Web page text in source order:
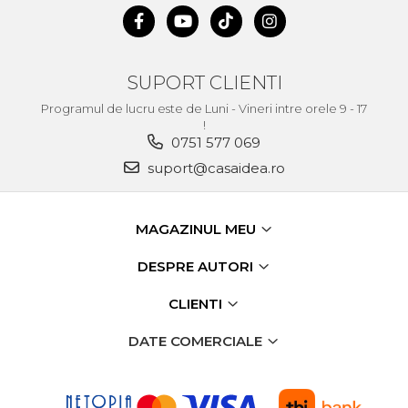
Purificatoare de aer
Scule Pneumatice cu Clichet
Slefuitor Pneumatic
Ciocan Pneumatic
Bormasina Pneumatica
SUPORT CLIENTI
Programul de lucru este de Luni - Vineri intre orele 9 - 17
!
0751 577 069
suport@casaidea.ro
MAGAZINUL MEU
DESPRE AUTORI
CLIENTI
DATE COMERCIALE